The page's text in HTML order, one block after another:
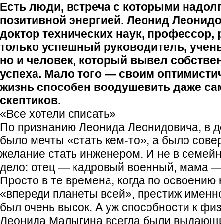
Есть люди, встреча с которыми
позитивной энергией. Леонид
доктор технических наук,
только успешный руководитель,
но и человек, который вывел
успеха. Мало того — своим
жизнь способен воодушевить даже
скептиков.
«Все хотели списать»
По признанию Леонида Леонидовича, в
было мечты «стать кем-то», а было
желание стать инженером. И не в
дело: отец — кадровый военный, мама
Просто в те времена, когда по
«впереди планеты всей», престиж
был очень высок. А уж способности к
Леонида Малыгина всегда были